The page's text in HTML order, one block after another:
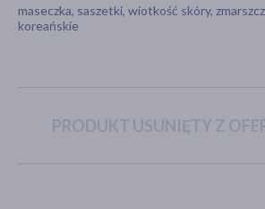
maseczka, saszetki, wiotkość skóry,
koreańskie
PRODUKT USUNIĘTY Z